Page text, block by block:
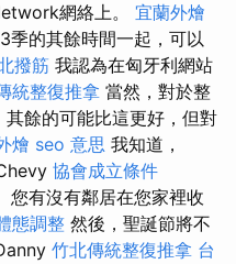
網絡上。 宜蘭外燴
季的其餘時間一起，可以
撥筋 我認為在匈牙利網站
統整復推拿 當然，對於整
餘的可能比這更好，但對
燴 seo 意思 我知道，
協會成立條件
您有沒有鄰居在您家裡收
態調整 然後，聖誕節將不
竹北傳統整復推拿 台